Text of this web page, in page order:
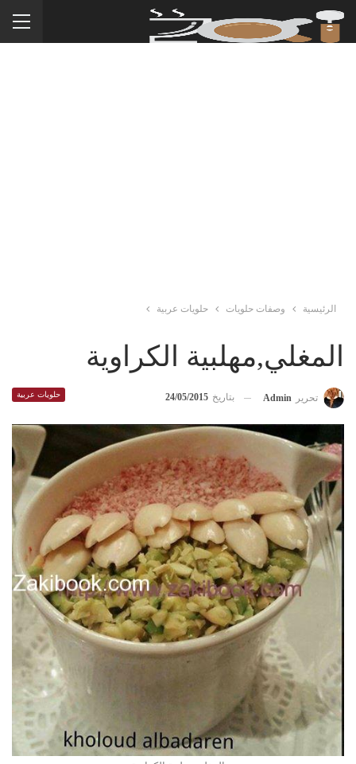
الرئيسية وصفات حلويات حلويات عربية
المغلي,مهلبية الكراوية
حلويات عربية تحرير Admin بتاريخ 24/05/2015